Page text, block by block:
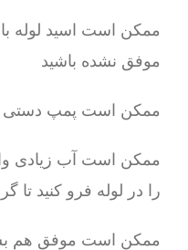
ممکن است اسید لوله
موفق نشده باشید
ممکن است پمپ دستی
ممکن است آب زیادی
را در لوله فرو کنید تا
ممکن است موفق هم